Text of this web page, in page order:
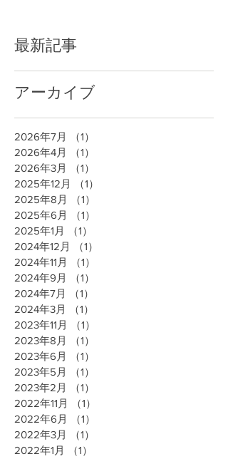
最新記事
アーカイブ
2026年7月 （1）
2026年4月
（1）
2026年3月
（1）
2025年12月
（1）
2025年8月
（1）
2025年6月
（1）
2025年1月
（1）
2024年12月
（1）
2024年11月
（1）
2024年9月
（1）
2024年7月
（1）
2024年3月
（1）
2023年11月
（1）
2023年8月
（1）
2023年6月
（1）
2023年5月
（1）
2023年2月
（1）
2022年11月
（1）
2022年6月
（1）
2022年3月
（1）
2022年1月
（1）